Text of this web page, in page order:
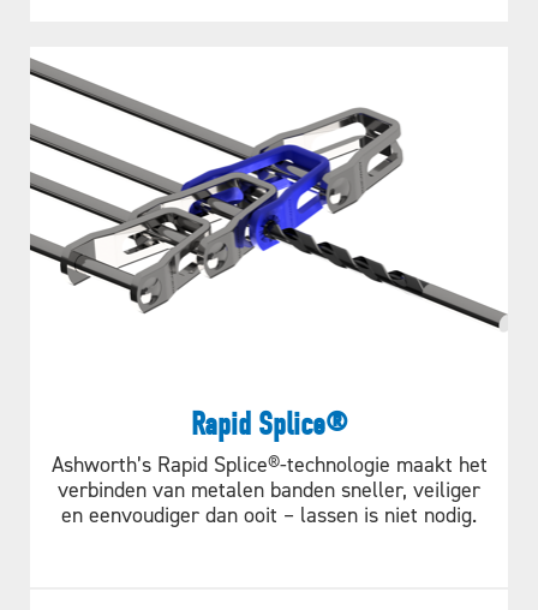
Rapid Splice®
Ashworth’s Rapid Splice®-technologie maakt het
verbinden van metalen banden sneller, veiliger
en eenvoudiger dan ooit – lassen is niet nodig.